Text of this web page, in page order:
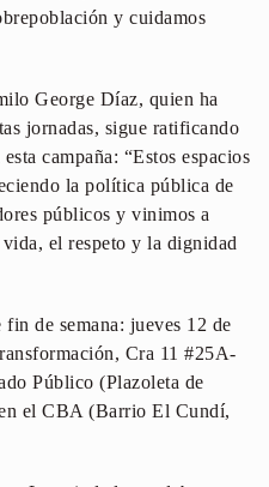
y cuidamos
George Díaz, quien ha
jornadas, sigue ratificando
campaña: “Estos espacios
la política pública de
públicos y vinimos a
el respeto y la dignidad
de semana: jueves 12 de
Cra 11 #25A-
Público (Plazoleta de
el CBA (Barrio El Cundí,